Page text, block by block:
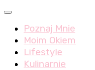
Skip
content
Menu
Poznaj Mnie
Moim Okiem
Lifestyle
Kulinarnie